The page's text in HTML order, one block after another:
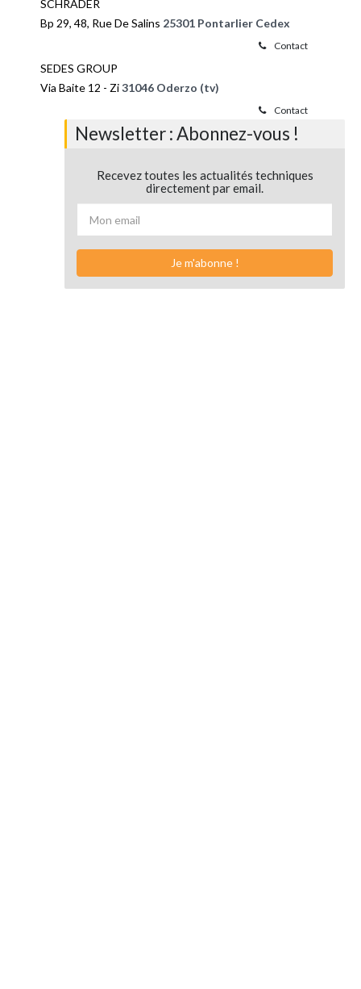
SCHRADER
Bp 29, 48, Rue De Salins 25301 Pontarlier Cedex
Contact
SEDES GROUP
Via Baite 12 - Zi31046 Oderzo (tv)
Contact
Newsletter : Abonnez-vous !
Recevez toutes les actualités techniques
directement par email.
Je m'abonne !